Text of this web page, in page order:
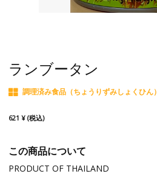
ランブータン
調理済み食品（ちょうりずみしょくひん）
621 ¥ (税込)
この商品について
PRODUCT OF THAILAND